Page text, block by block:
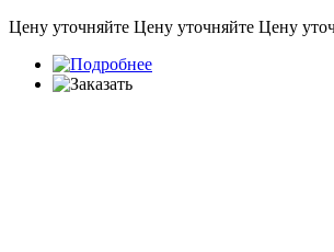
Цену уточняйте Цену уточняйте Цену